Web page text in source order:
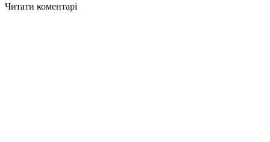
Читати коментарі